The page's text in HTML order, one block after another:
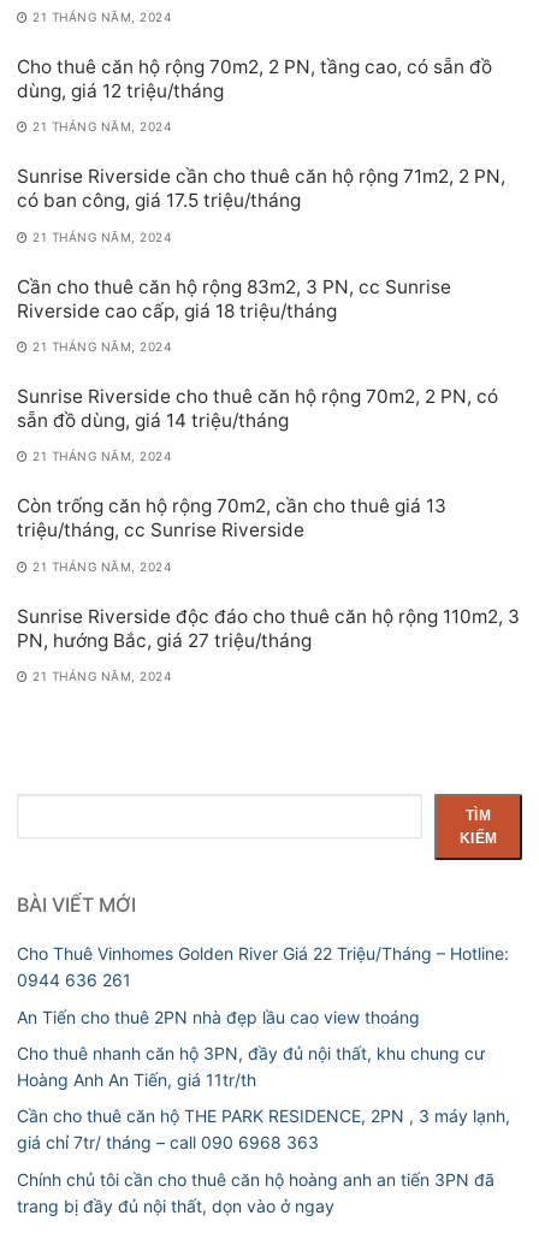
21 THÁNG NĂM, 2024
Cho thuê căn hộ rộng 70m2, 2 PN, tầng cao, có sẵn đồ
dùng, giá 12 triệu/tháng
21 THÁNG NĂM, 2024
Sunrise Riverside cần cho thuê căn hộ rộng 71m2, 2 PN,
có ban công, giá 17.5 triệu/tháng
21 THÁNG NĂM, 2024
Cần cho thuê căn hộ rộng 83m2, 3 PN, cc Sunrise
Riverside cao cấp, giá 18 triệu/tháng
21 THÁNG NĂM, 2024
Sunrise Riverside cho thuê căn hộ rộng 70m2, 2 PN, có
sẵn đồ dùng, giá 14 triệu/tháng
21 THÁNG NĂM, 2024
Còn trống căn hộ rộng 70m2, cần cho thuê giá 13
triệu/tháng, cc Sunrise Riverside
21 THÁNG NĂM, 2024
Sunrise Riverside độc đáo cho thuê căn hộ rộng 110m2, 3
PN, hướng Bắc, giá 27 triệu/tháng
21 THÁNG NĂM, 2024
kiếm
TÌM
KIẾM
BÀI VIẾT MỚI
Cho Thuê Vinhomes Golden River Giá 22 Triệu/Tháng – Hotline:
0944 636 261
An Tiến cho thuê 2PN nhà đẹp lầu cao view thoáng
Cho thuê nhanh căn hộ 3PN, đầy đủ nội thất, khu chung cư
Hoàng Anh An Tiến, giá 11tr/th
Cần cho thuê căn hộ THE PARK RESIDENCE, 2PN , 3 máy lạnh,
giá chỉ 7tr/ tháng – call 090 6968 363
Chính chủ tôi cần cho thuê căn hộ hoàng anh an tiến 3PN đã
trang bị đầy đủ nội thất, dọn vào ở ngay